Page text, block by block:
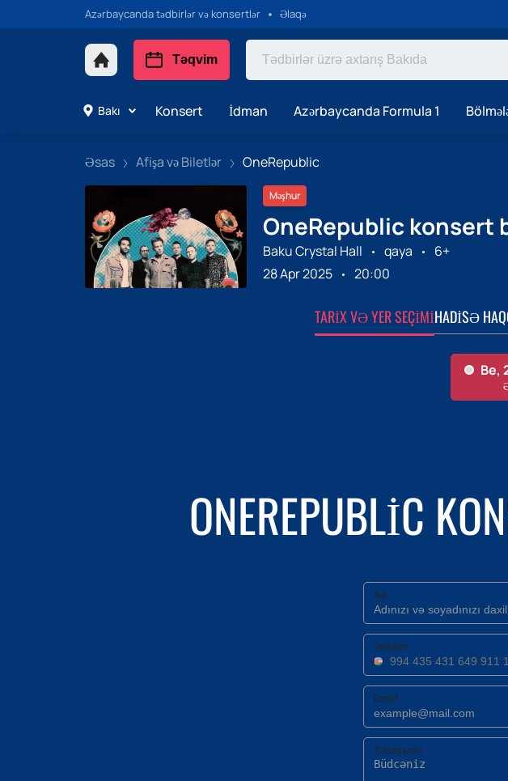
Azərbaycanda tədbirlər və konsertlər Əlaqə
Təqvim
Bakı Konsert İdman Azərbaycanda Formula 1
Əsas Afişa və Biletlər OneRepublic
Məşhur
OneRepublic konsert
Baku Crystal Hall qaya
6+
28 Apr 2025
20:00
TARIX VƏ YER SEÇIMIHADISƏ
ONEREPUBLIC
Ad
Telefon
Email
Tətbiq şərhi